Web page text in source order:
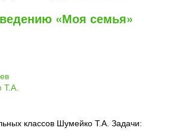
«Моя семья»
Т.А.
классов Шумейко Т.А. Задачи: